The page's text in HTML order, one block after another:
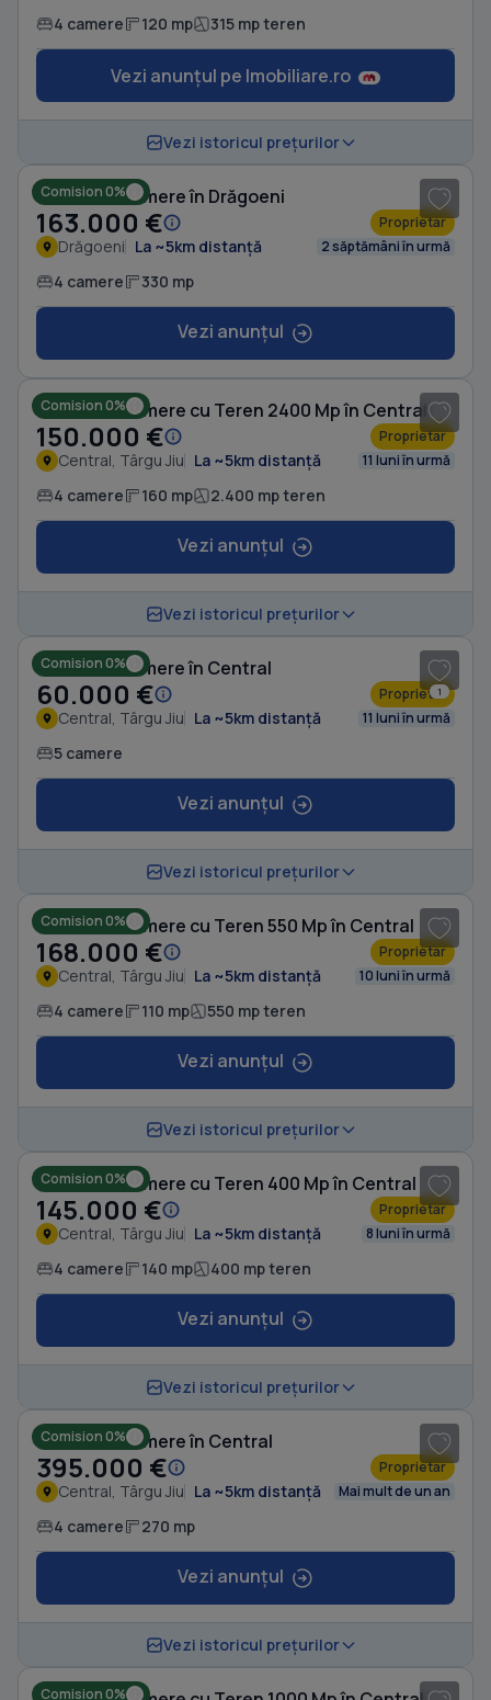
4 camere 120 mp 315 mp teren
Vezi anunțul pe Imobiliare.ro
Vezi istoricul prețurilor
Comision 0%
Casă cu 4 camere în Drăgoeni
163.000 € Proprietar
Drăgoeni La ~5km distanță 2 săptămâni în urmă
4 camere 330 mp
Vezi anunțul
Comision 0%
Casă cu 4 camere cu Teren 2400 Mp în Central
150.000 € Proprietar
Central, Târgu Jiu La ~5km distanță 11 luni în urmă
4 camere 160 mp 2.400 mp teren
Vezi anunțul
Vezi istoricul prețurilor
1
Comision 0%
Casă cu 5 camere în Central
60.000 € Proprietar
Central, Târgu Jiu La ~5km distanță 11 luni în urmă
5 camere
Vezi anunțul
Vezi istoricul prețurilor
Comision 0%
Casă cu 4 camere cu Teren 550 Mp în Central
168.000 € Proprietar
Central, Târgu Jiu La ~5km distanță 10 luni în urmă
4 camere 110 mp 550 mp teren
Vezi anunțul
Vezi istoricul prețurilor
Comision 0%
Casă cu 4 camere cu Teren 400 Mp în Central
145.000 € Proprietar
Central, Târgu Jiu La ~5km distanță 8 luni în urmă
4 camere 140 mp 400 mp teren
Vezi anunțul
Vezi istoricul prețurilor
Comision 0%
Casă cu 4 camere în Central
395.000 € Proprietar
Central, Târgu Jiu La ~5km distanță Mai mult de un an
4 camere 270 mp
Vezi anunțul
Vezi istoricul prețurilor
Comision 0%